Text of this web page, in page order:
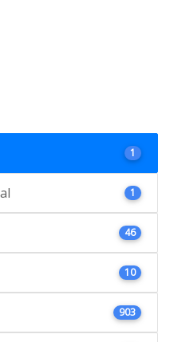
1
1
46
10
903